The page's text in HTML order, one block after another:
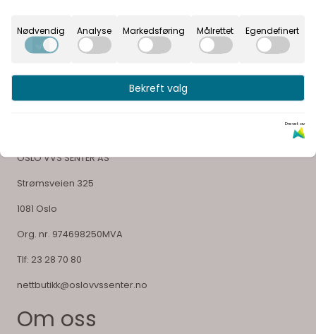
OSLO VVS SENTER AS
Strømsveien 325
1081 Oslo
Org. nr. 974698250MVA
Tlf: 23 28 70 80
nettbutikk@oslovvssenter.no
Om oss
Nødvendig Analyse Markedsføring Målrettet Egendefinert
Bekreft valg
Drevet av